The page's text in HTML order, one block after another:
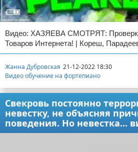
Видео: ХАЗЯЕВА СМОТРЯТ:
Товаров Интернета! | Кореш,
Жанна Дубровская 21-12-2022 18:30
Видео обучение на фортепиано
Свекровь постоянно
невестку, не объясняя
поведения. Но невестка...